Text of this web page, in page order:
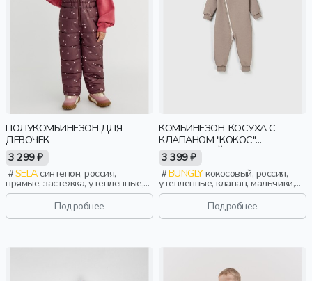
ПОЛУКОМБИНЕЗОН ДЛЯ
ДЕВОЧЕК
3 299 ₽
SELAсинтепон, россия,
прямые, застежка, утепленные,
стеганые, принт, непромокаемые,
пояс, эластичные, девочки, дети
Подробнее
КОМБИНЕЗОН-КОСУХА С
КЛАПАНОМ "КОКОС"
УТЕПЛЕННЫЙ
3 399 ₽
BUNGLYкокосовый, россия,
утепленные, клапан, мальчики,
малыши, дошкольники, дети
Подробнее